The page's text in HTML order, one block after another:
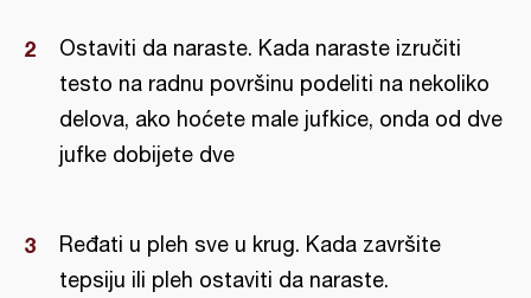
Ostaviti da naraste. Kada naraste izručiti
testo na radnu površinu podeliti na nekoliko
delova, ako hoćete male jufkice, onda od dve
jufke dobijete dve
Ređati u pleh sve u krug. Kada završite
tepsiju ili pleh ostaviti da naraste.